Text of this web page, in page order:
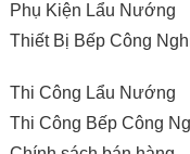
Phụ Kiện Lẩu Nướng
Thiết Bị Bếp Công
Thi Công Lẩu Nướng
Thi Công Bếp Công